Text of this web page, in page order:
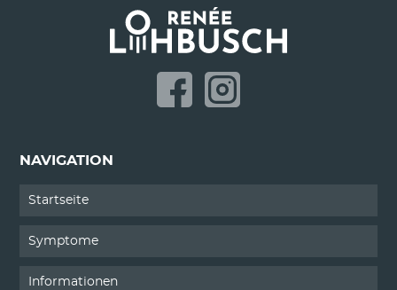
NAVIGATION
Startseite
Symptome
Informationen